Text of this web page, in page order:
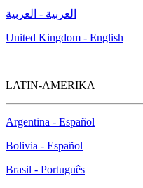
العربية - العربية
United Kingdom - English
LATIN-AMERIKA
Argentina - Español
Bolivia - Español
Brasil - Português